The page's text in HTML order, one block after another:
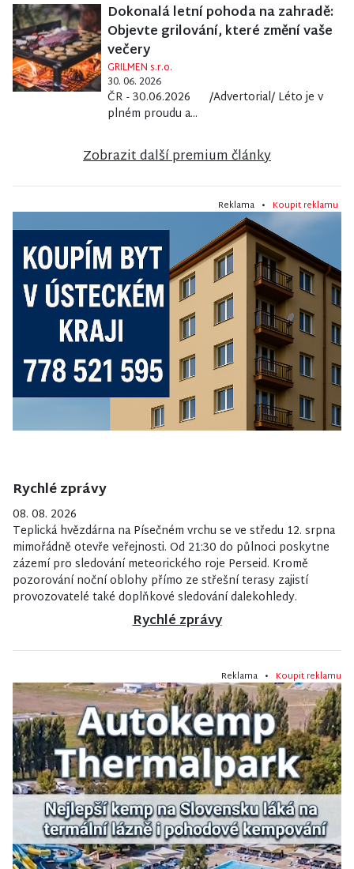
Dokonalá letní pohoda na zahradě:
Objevte grilování, které změní vaše
večery
GRILMEN s.r.o.
30. 06. 2026
ČR - 30.06.2026 /Advertorial/ Léto je v
plném proudu a...
Zobrazit další premium články
Reklama • Koupit reklamu
Rychlé zprávy
08. 08. 2026
Teplická hvězdárna na Písečném vrchu se ve středu 12. srpna
mimořádně otevře veřejnosti. Od 21:30 do půlnoci poskytne
zázemí pro sledování meteorického roje Perseid. Kromě
pozorování noční oblohy přímo ze střešní terasy zajistí
provozovatelé také doplňkové sledování dalekohledy.
Rychlé zprávy
Reklama • Koupit reklamu